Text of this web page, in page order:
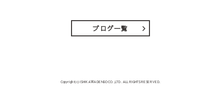
ブログ一覧
Copyright(c) ISHIKAWA DENSO CO.,LTD. ALL RIGHTS RESERVED.